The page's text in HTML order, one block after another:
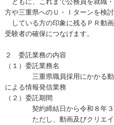
方や三重県へのＵ・Ｉターンを検討
している方の印象に残るＰＲ動
受験者の確保につなげます。
２ 委託業務の内容
（１）委託業務名
三重県職員採用にかかる動画
による情報発信業務
（２）委託期間
契約締結日から令和８年３
ただし、動画及びクリエイテ